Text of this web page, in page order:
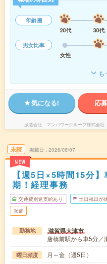
年齢層
20代
30代
男女比率
女性
も
気になる! 応
派遣会社 マンパワーグループ株式会
未読
NEW
掲載日 2026/08/07
【週5日×5時間15分
期！経理事務
交通費別途支給あり 土日祝日が
派遣
勤務地 滋賀県大津市
唐橋前駅から車5分／
曜日頻度 月～金（週5日）